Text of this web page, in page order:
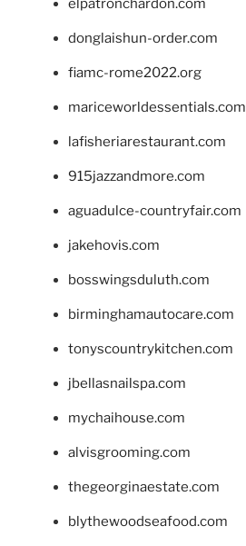
elpatronchardon.com
donglaishun-order.com
fiamc-rome2022.org
mariceworldessentials.com
lafisheriarestaurant.com
915jazzandmore.com
aguadulce-countryfair.com
jakehovis.com
bosswingsduluth.com
birminghamautocare.com
tonyscountrykitchen.com
jbellasnailspa.com
mychaihouse.com
alvisgrooming.com
thegeorginaestate.com
blythewoodseafood.com